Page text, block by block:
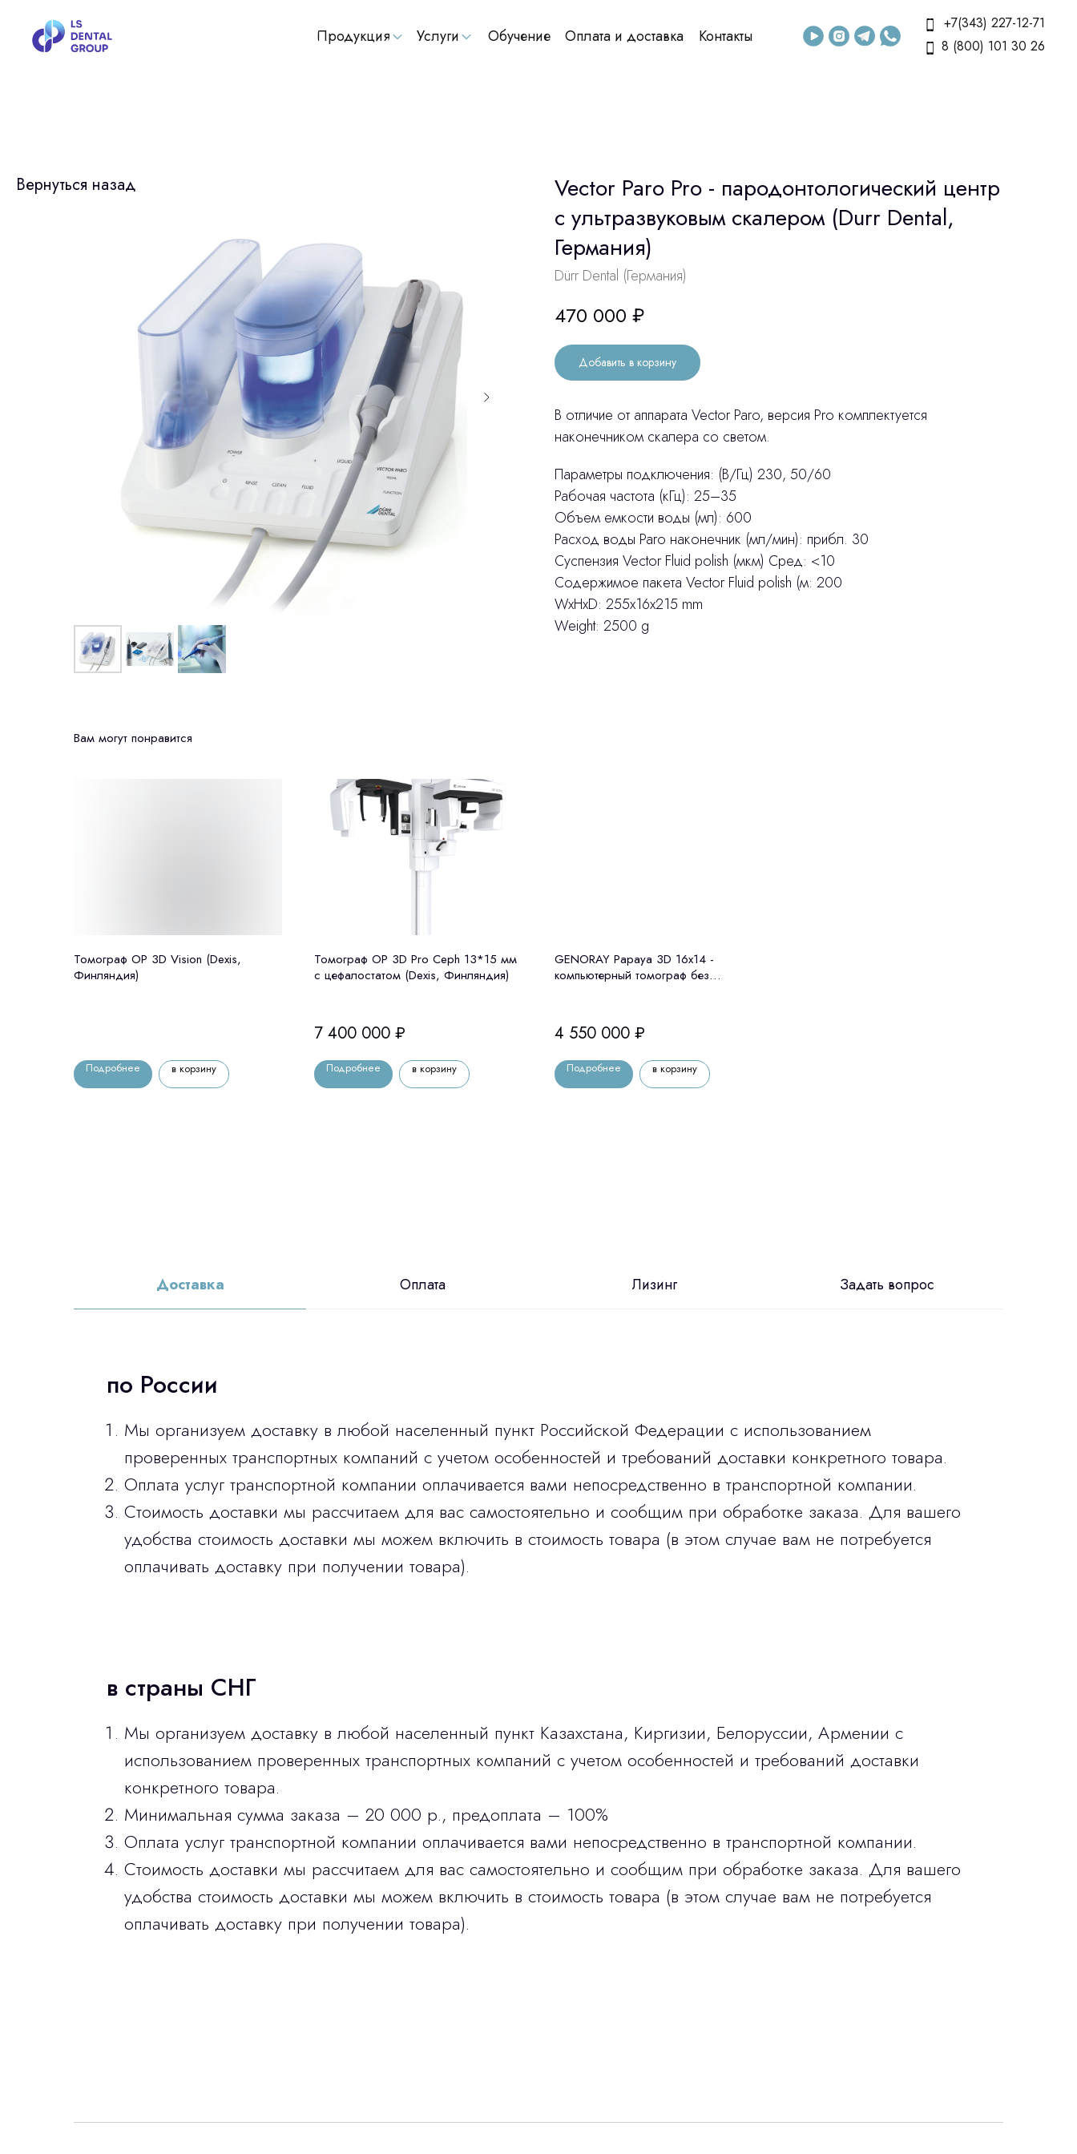
Обучение
Продукция Услуги Оплата и доставка Контакты
+7(343) 227-12-71
8 (800) 101 30 26
Вернуться назад
Vector Paro Pro - пародонтологический центр
с ультразвуковым скалером (Durr Dental,
Германия)
Dürr Dental (Германия)
470 000 ₽
Добавить в корзину
В отличие от аппарата Vector Paro, версия Pro комплектуется
наконечником скалера со светом.
Параметры подключения: (В/Гц) 230, 50/60
Рабочая частота (кГц): 25–35
Объем емкости воды (мл): 600
Расход воды Paro наконечник (мл/мин): прибл. 30
Суспензия Vector Fluid polish (мкм) Сред: <10
Содержимое пакета Vector Fluid polish (м: 200
WxHxD: 255x16x215 mm
Weight: 2500 g
Вам могут понравится
Томограф OP 3D Vision (Dexis,
Финляндия)
Подробнее в корзину
Томограф OP 3D Pro Ceph 13*15 мм
с цефалостатом (Dexis, Финляндия)
7 400 000 ₽
Подробнее в корзину
GENORAY Papaya 3D 16x14 -
компьютерный томограф без
4 550 000 ₽
Подробнее в корзину
Доставка Оплата Лизинг Задать вопрос
по России
Мы организуем доставку в любой населенный пункт Российской Федерации с использованием
проверенных транспортных компаний с учетом особенностей и требований доставки конкретного товара.
Оплата услуг транспортной компании оплачивается вами непосредственно в транспортной компании.
Стоимость доставки мы рассчитаем для вас самостоятельно и сообщим при обработке заказа. Для вашего
удобства стоимость доставки мы можем включить в стоимость товара (в этом случае вам не потребуется
оплачивать доставку при получении товара).
в страны СНГ
Мы организуем доставку в любой населенный пункт Казахстана, Киргизии, Белоруссии, Армении с
использованием проверенных транспортных компаний с учетом особенностей и требований доставки
конкретного товара.
Минимальная сумма заказа – 20 000 р., предоплата – 100%
Оплата услуг транспортной компании оплачивается вами непосредственно в транспортной компании.
Стоимость доставки мы рассчитаем для вас самостоятельно и сообщим при обработке заказа. Для вашего
удобства стоимость доставки мы можем включить в стоимость товара (в этом случае вам не потребуется
оплачивать доставку при получении товара).
Остались вопросы
Интересует лизинг?